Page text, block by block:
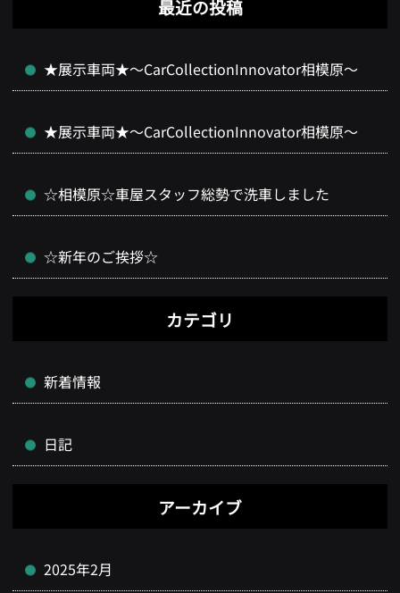
最近の投稿
★展示車両★～CarCollectionInnovator相模原～
★展示車両★～CarCollectionInnovator相模原～
☆相模原☆車屋スタッフ総勢で洗車しました
☆新年のご挨拶☆
カテゴリ
新着情報
日記
アーカイブ
2025年2月